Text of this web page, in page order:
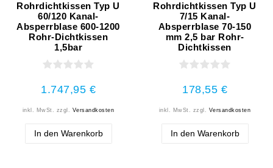
Rohrdichtkissen Typ U
60/120 Kanal-
Absperrblase 600-1200
Rohr-Dichtkissen
1,5bar
1.747,95 €
inkl. MwSt. zzgl. Versandkosten
In den Warenkorb
Rohrdichtkissen Typ U
7/15 Kanal-
Absperrblase 70-150
mm 2,5 bar Rohr-
Dichtkissen
178,55 €
inkl. MwSt. zzgl. Versandkosten
In den Warenkorb